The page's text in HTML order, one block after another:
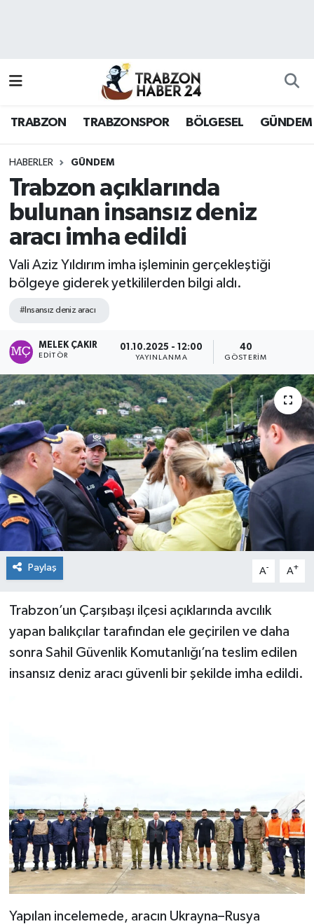
TRABZON TRABZONSPOR BÖLGESEL GÜNDEM
HABERLER GÜNDEM
Trabzon açıklarında
bulunan insansız deniz
aracı imha edildi
Vali Aziz Yıldırım imha işleminin gerçekleştiği
bölgeye giderek yetkililerden bilgi aldı.
#Insansız deniz aracı
MELEK ÇAKIR
EDITÖR
01.10.2025 - 12:00
YAYINLANMA
40
GÖSTERIM
Paylaş A- A+
Trabzon’un Çarşıbaşı ilçesi açıklarında avcılık
yapan balıkçılar tarafından ele geçirilen ve daha
sonra Sahil Güvenlik Komutanlığı’na teslim edilen
insansız deniz aracı güvenli bir şekilde imha edildi.
Yapılan incelemede, aracın Ukrayna–Rusya
Hava Durumu
Namaz Vakitleri
Trafik Durumu
Süper Lig Puan Durumu ve Fikstür
Tüm Manşetler
Son Dakika Haberleri